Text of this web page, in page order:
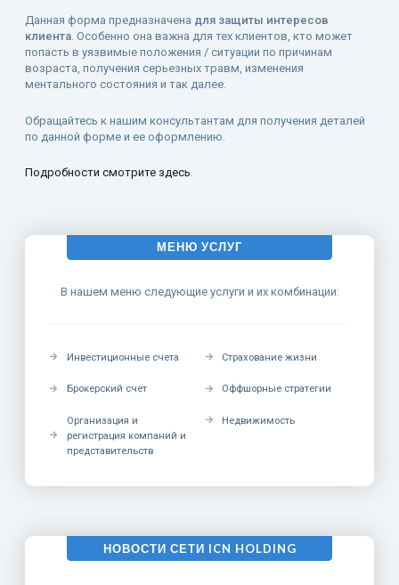
Данная форма предназначена для защиты интересов
клиента. Особенно она важна для тех клиентов, кто может
попасть в уязвимые положения / ситуации по причинам
возраста, получения серьезных травм, изменения
ментального состояния и так далее.
Обращайтесь к нашим консультантам для получения деталей
по данной форме и ее оформлению.
Подробности смотрите здесь.
МЕНЮ УСЛУГ
В нашем меню следующие услуги и их комбинации:
Инвестиционные счета Страхование жизни
Брокерский счет Оффшорные стратегии
Организация и
регистрация компаний и
представительств
Недвижимость
НОВОСТИ СЕТИ ICN HOLDING